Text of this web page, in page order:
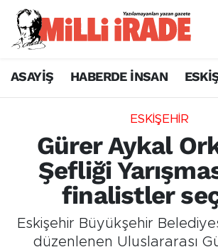
ASAYİŞ HABERDE İNSAN
ESKİŞEHİR
Gürer Aykal
Şefliği
finalistler
Eskişehir Büyükşehir
düzenlenen Uluslararası